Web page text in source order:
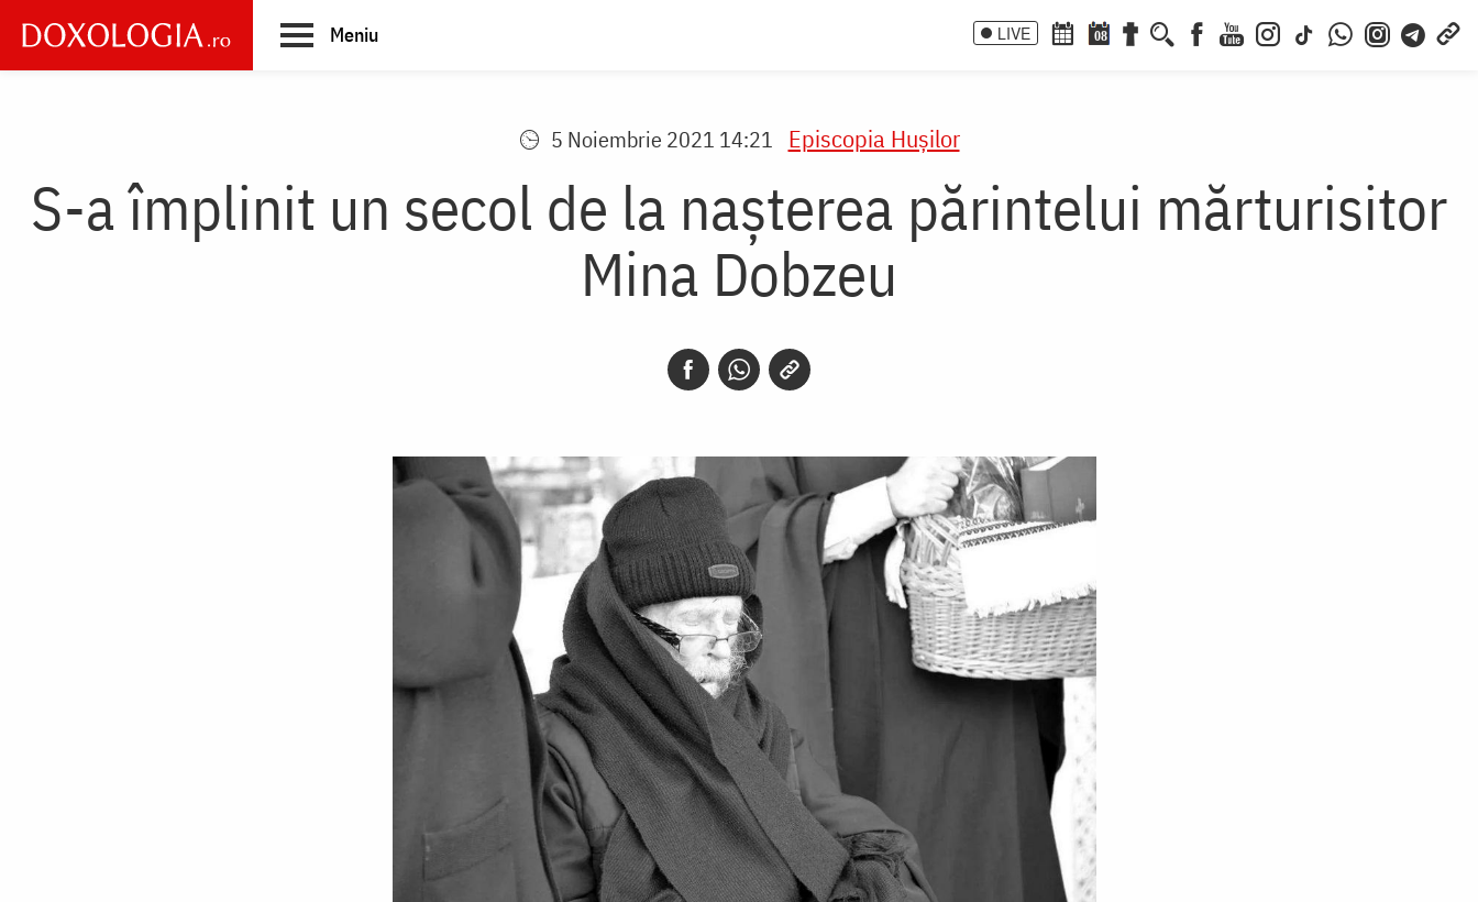
main
Meniu LIVE 08
5 Noiembrie 2021 14:21 Episcopia Huşilor
S-a împlinit un secol de la nașterea părintelui mărturisitor
Mina Dobzeu